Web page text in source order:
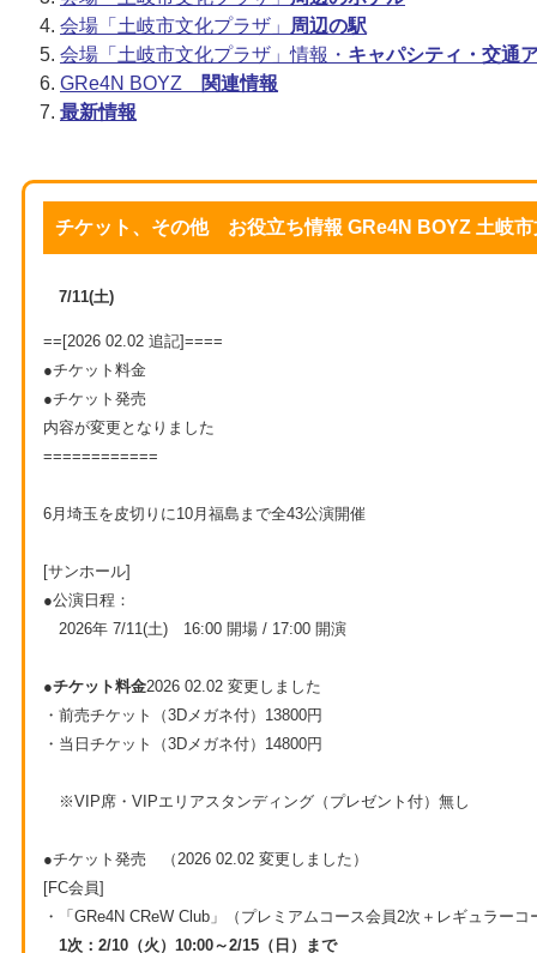
会場「土岐市文化プラザ」
周辺の駅
会場「土岐市文化プラザ」情報・ キャパシティ・交通
GRe4N BOYZ
関連情報
最新情報
チケット、その他 お役立ち情報 GRe4N BOYZ 土岐市
7/11(土)
==[2026 02.02 追記]====
●チケット料金
●チケット発売
内容が変更となりました
============
6月埼玉を皮切りに10月福島まで全43公演開催
[サンホール]
●公演日程：
2026年 7/11(土) 16:00 開場 / 17:00 開演
●チケット料金2026 02.02 変更しました
・前売チケット（3Dメガネ付）13800円
・当日チケット（3Dメガネ付）14800円
※VIP席・VIPエリアスタンディング（プレゼント付）無し
●チケット発売 （2026 02.02 変更しました）
[FC会員]
・「GRe4N CReW Club」（プレミアムコース会員2次＋レギュラーコ
1次：2/10（火）10:00～2/15（日）まで